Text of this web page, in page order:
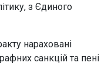
з Єдиного
нараховані
санкцій та пені